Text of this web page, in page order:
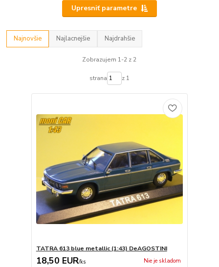
Upresniť parametre
Najnovšie Najlacnejšie Najdrahšie
Zobrazujem 1-2 z 2
strana z 1
TATRA 613 blue metallic (1:43) DeAGOSTINI
18,50 EUR/ks Nie je skladom